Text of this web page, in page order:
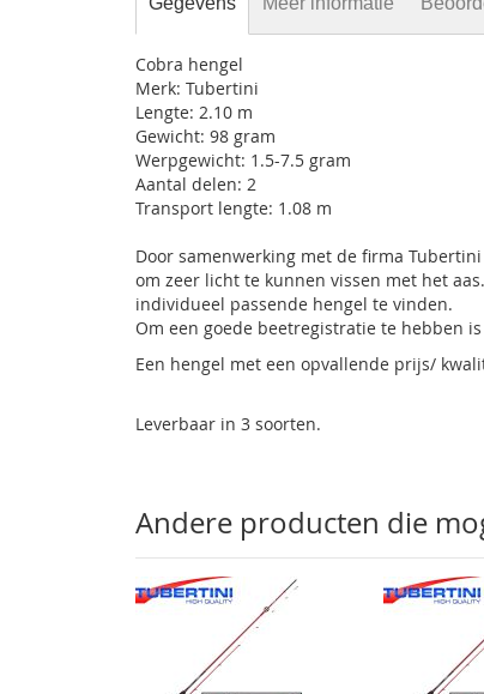
Cobra hengel
Merk: Tubertini
Lengte: 2.10 m
Gewicht: 98 gram
Werpgewicht: 1.5-7.5 gram
Aantal delen: 2
Transport lengte: 1.08 m
Door samenwerking met de firma
om zeer licht te kunnen vissen met het
individueel passende hengel te vinden.
Om een goede beetregistratie te hebben
Een hengel met een opvallende prijs/
Leverbaar in 3 soorten.
Andere producten die